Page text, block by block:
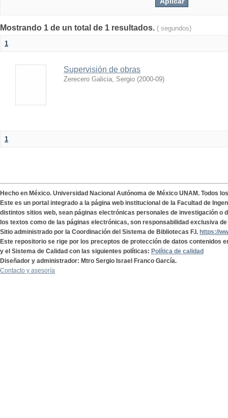
Mostrando 1 de un total de 1 resultados. ( segundos)
1
Supervisión de obras
Zerecero Galicia, Sergio (2000-09)
1
Hecho en México. Universidad Nacional Autónoma de México UNAM. Todos
Este es un portal integrado a la página web institucional de la Facultad de
distintos sitios web, sean páginas electrónicas personales de investigación o
los textos como de las páginas electrónicas, son responsabilidad exclusiva
Sitio administrado por la Coordinación del Sistema de Bibliotecas F.I. https://
Este repositorio se rige por los preceptos de protección de datos contenidos
y el Sistema de Calidad con las siguientes políticas: Política de calidad
Diseñador y administrador: Mtro Sergio Israel Franco García.
Contacto y asesoría